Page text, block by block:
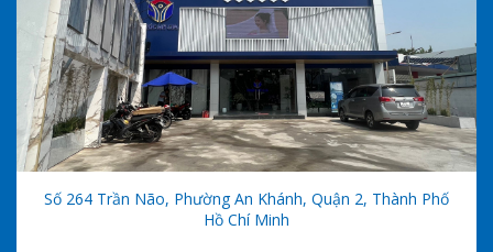
Số 264 Trần Não, Phường An Khánh, Quận 2, Thành Phố
Hồ Chí Minh